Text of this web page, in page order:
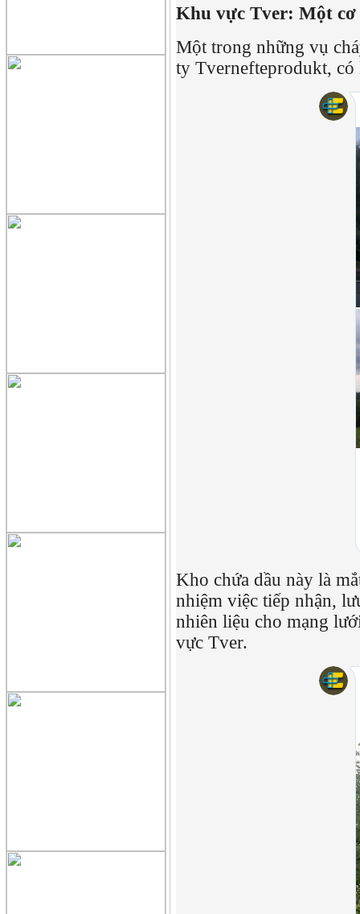
Khu vực Tver: Một cơ
Một trong những vụ
ty Tvernefteprodukt, có
Kho chứa dầu này là
nhiệm việc tiếp nhận,
nhiên liệu cho mạng
vực Tver.